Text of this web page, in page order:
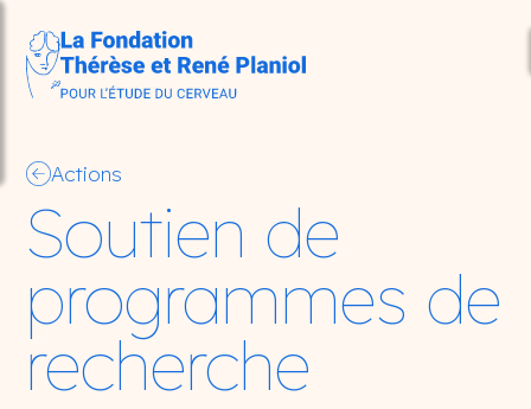
Aller au contenu principal
Actions
Soutien de
programmes de
recherche